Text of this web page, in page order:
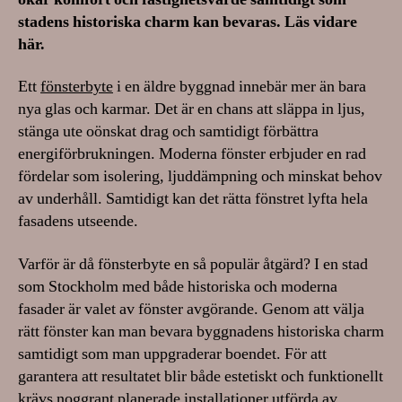
stadens historiska charm kan bevaras. Läs vidare
här.
Ettfönsterbytei en äldre byggnad innebär mer än bara
nya glas och karmar. Det är en chans att släppa in ljus,
stänga ute oönskat drag och samtidigt förbättra
energiförbrukningen. Moderna fönster erbjuder en rad
fördelar som isolering, ljuddämpning och minskat behov
av underhåll. Samtidigt kan det rätta fönstret lyfta hela
fasadens utseende.
Varför är då fönsterbyte en så populär åtgärd? I en stad
som Stockholm med både historiska och moderna
fasader är valet av fönster avgörande. Genom att välja
rätt fönster kan man bevara byggnadens historiska charm
samtidigt som man uppgraderar boendet. För att
garantera att resultatet blir både estetiskt och funktionellt